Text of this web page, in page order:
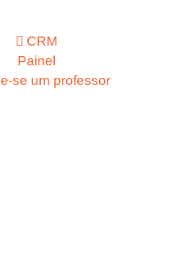
CRM
Painel
se um professor